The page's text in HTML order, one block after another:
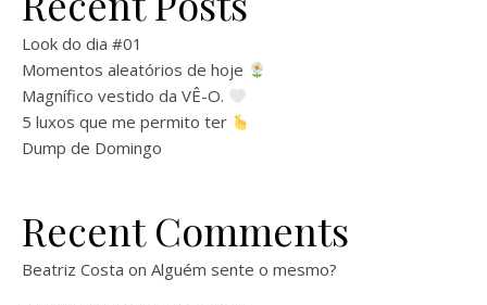
Look do dia #01
Momentos aleatórios de hoje
Magnífico vestido da VÊ-O.
5 luxos que me permito ter
Dump de Domingo
Recent Comments
Beatriz Costa on Alguém sente o mesmo?